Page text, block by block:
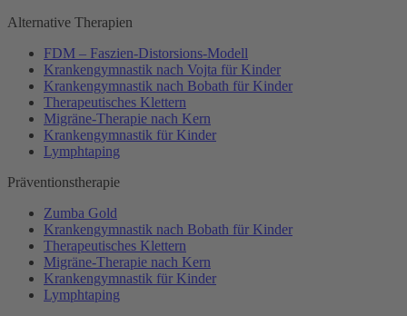
Alternative Therapien
FDM – Faszien-Distorsions-Modell
Krankengymnastik nach Vojta für Kinder
Krankengymnastik nach Bobath für Kinder
Therapeutisches Klettern
Migräne-Therapie nach Kern
Krankengymnastik für Kinder
Lymphtaping
Präventionstherapie
Zumba Gold
Krankengymnastik nach Bobath für Kinder
Therapeutisches Klettern
Migräne-Therapie nach Kern
Krankengymnastik für Kinder
Lymphtaping